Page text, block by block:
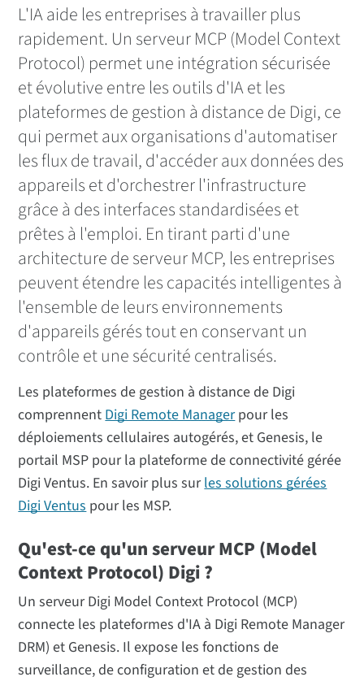
Qu'est-ce qu'un serveur MCP ?
Connexion de l'IA à Digi Remote Manager
Pourquoi une infrastructure prête pour l'IA est-elle
importante ?
Ce que vous pouvez faire avec le serveur MCP
Contacter Digi
FAQ
L'IA aide les entreprises à travailler plus
rapidement. Un serveur MCP (Model Context
Protocol) permet une intégration sécurisée
et évolutive entre les outils d'IA et les
plateformes de gestion à distance de Digi, ce
qui permet aux organisations d'automatiser
les flux de travail, d'accéder aux données des
appareils et d'orchestrer l'infrastructure
grâce à des interfaces standardisées et
prêtes à l'emploi. En tirant parti d'une
architecture de serveur MCP, les entreprises
peuvent étendre les capacités intelligentes à
l'ensemble de leurs environnements
d'appareils gérés tout en conservant un
contrôle et une sécurité centralisés.
Les plateformes de gestion à distance de Digi
comprennent Digi Remote Managerpour les
déploiements cellulaires autogérés, et Genesis, le
portail MSP pour la plateforme de connectivité gérée
Digi Ventus. En savoir plus surles solutions gérées
Digi Ventus pour les MSP.
Qu'est-ce qu'un serveur MCP (Model
Context Protocol) Digi ?
Un serveur Digi Model Context Protocol (MCP)
connecte les plateformes d'IA à Digi Remote Manager
DRM) et Genesis. Il expose les fonctions de
surveillance, de configuration et de gestion des